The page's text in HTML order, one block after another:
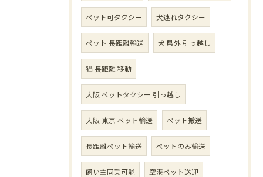
ペット可タクシー 犬連れタクシー
ペット 長距離輸送 犬 県外 引っ越し
猫 長距離 移動
大阪 ペットタクシー 引っ越し
大阪 東京 ペット輸送 ペット搬送
長距離ペット輸送 ペットのみ輸送
飼い主同乗可能 空港ペット送迎